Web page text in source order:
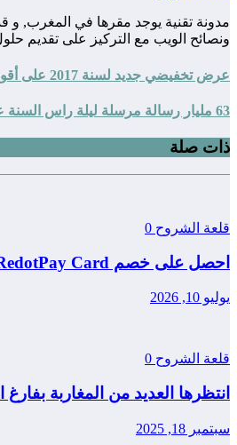
ونصائح الويب مع التركيز على تقديم
عرض تخفيضي جديد لسنة 2017 على أقوى أجهزة
63 مليار رسالة مرسلة ليلة راس السنة عبر تطبيق واتساب
ذات صلة
قلعة الشروح 0
احصل على خصم RedotPay Card كوبونات حصرية
يوليو 10, 2026
قلعة الشروح 0
انتظرها العديد من المغاربة
سبتمبر 18, 2025